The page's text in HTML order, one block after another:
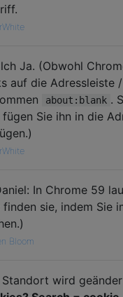
Ja. (Obwohl
auf die Adressleiste
about:blank .
fügen Sie ihn in die
In Chrome 59
finden sie, indem Sie
Bloom
Standort wird